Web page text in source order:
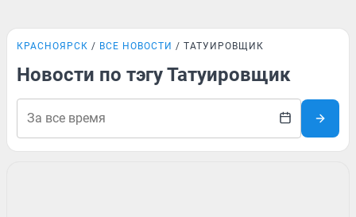
КРАСНОЯРСК ВСЕ НОВОСТИ ТАТУИРОВЩИК
Новости по тэгу Татуировщик